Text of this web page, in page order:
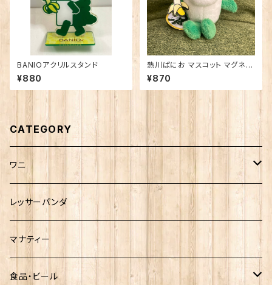
BANIOアクリルスタンド
¥880
熱川ばにお マスコット マグネッ
ト
¥870
CATEGORY
ワニ
熱川ばにお
雨宮ひかるさんグッズ
レッサーパンダ
マナティー
食品・ビール